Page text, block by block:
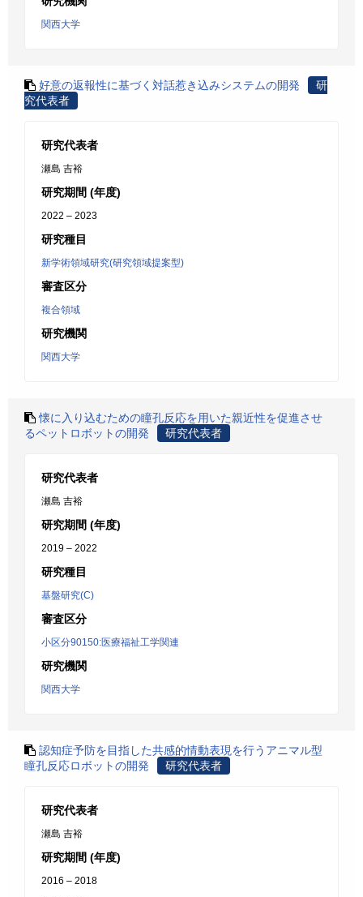
関西大学
好意の返報性に基づく対話惹き込みシステムの開発
研
究代表者
研究代表者
瀬島 吉裕
研究期間 (年度)
2022 – 2023
研究種目
新学術領域研究(研究領域提案型)
審査区分
複合領域
研究機関
関西大学
懐に入り込むための瞳孔反応を用いた親近性を促進させ
るペットロボットの開発
研究代表者
研究代表者
瀬島 吉裕
研究期間 (年度)
2019 – 2022
研究種目
基盤研究(C)
審査区分
小区分90150:医療福祉工学関連
研究機関
関西大学
認知症予防を目指した共感的情動表現を行うアニマル型
瞳孔反応ロボットの開発
研究代表者
研究代表者
瀬島 吉裕
研究期間 (年度)
2016 – 2018